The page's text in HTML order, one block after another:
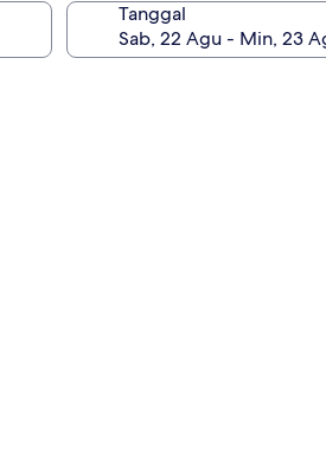
Tanggal